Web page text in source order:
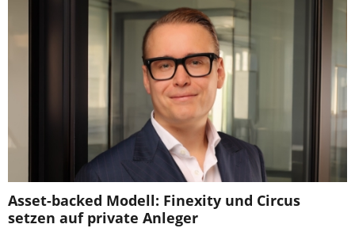
Asset-backed Modell: Finexity und Circus
setzen auf private Anleger